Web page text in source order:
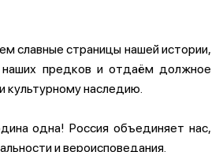
славные страницы нашей истории,
предков и отдаём должное
культурному наследию.
одна! Россия объединяет нас,
и вероисповедания.